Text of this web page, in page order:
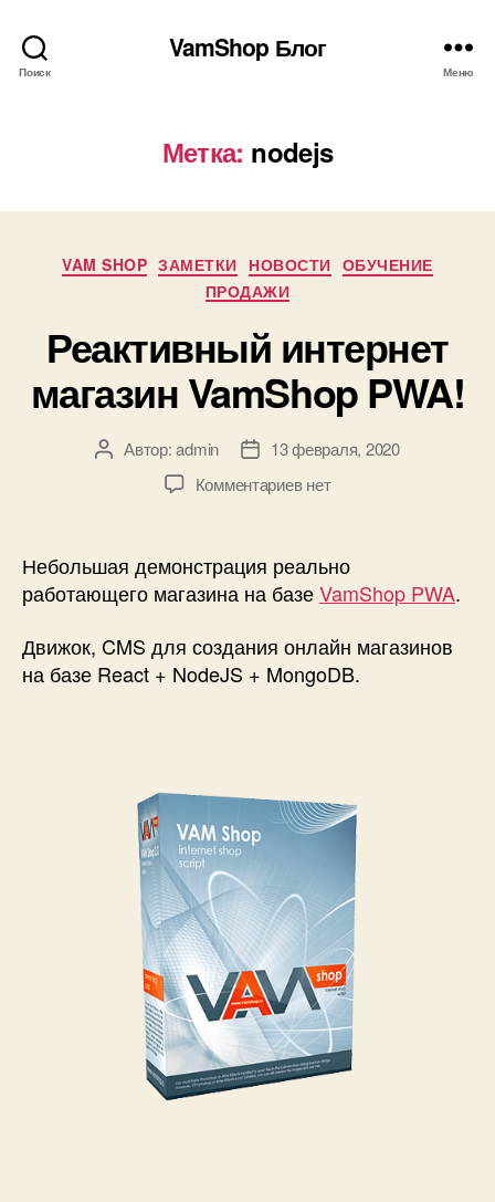
Поиск
VamShop Блог
Меню
Метка: nodejs
Рубрики
VAM SHOP ЗАМЕТКИ НОВОСТИ ОБУЧЕНИЕ
ПРОДАЖИ
Реактивный интернет
магазин VamShop PWA!
АвторАвтор:admin
Дата13 февраля, 2020
Комментариевк
магазин
VamShop
нет
Небольшая демонстрация реально
работающего магазина на базеVamShop PWA.
Движок, CMS для создания онлайн магазинов
на базе React + NodeJS + MongoDB.